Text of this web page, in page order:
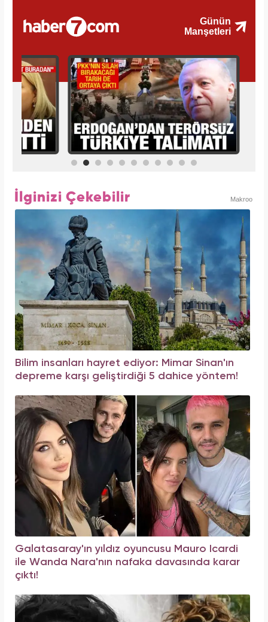
İlginizi Çekebilir Makroo
Bilim insanları hayret ediyor: Mimar Sinan'ın
depreme karşı geliştirdiği 5 dahice yöntem!
Galatasaray'ın yıldız oyuncusu Mauro Icardi
ile Wanda Nara'nın nafaka davasında karar
çıktı!